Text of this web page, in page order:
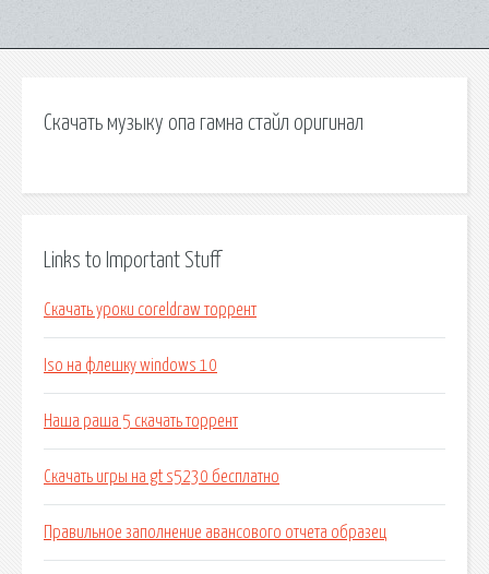
Скачать музыку опа гамна стайл оригинал
Links to Important Stuff
Скачать уроки coreldraw торрент
Iso на флешку windows 10
Наша раша 5 скачать торрент
Скачать игры на gt s5230 бесплатно
Правильное заполнение авансового отчета образец